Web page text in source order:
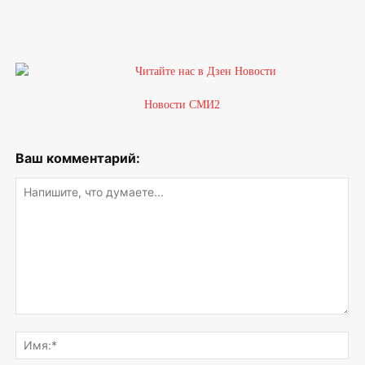
Новости СМИ2
Ваш комментарий:
что
думаете...